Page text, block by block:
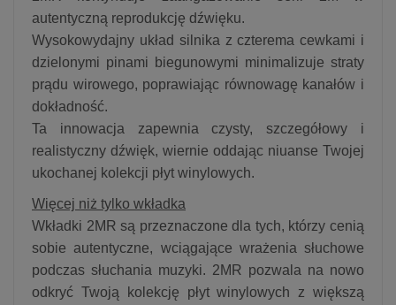
autentyczną reprodukcję dźwięku.
Wysokowydajny układ silnika z czterema cewkami i
dzielonymi pinami biegunowymi minimalizuje straty
prądu wirowego, poprawiając równowagę kanałów i
dokładność.
Ta innowacja zapewnia czysty, szczegółowy i
realistyczny dźwięk, wiernie oddając niuanse Twojej
ukochanej kolekcji płyt winylowych.
Więcej niż tylko wkładka
Wkładki 2MR są przeznaczone dla tych, którzy cenią
sobie autentyczne, wciągające wrażenia słuchowe
podczas słuchania muzyki. 2MR pozwala na nowo
odkryć Twoją kolekcję płyt winylowych z większą